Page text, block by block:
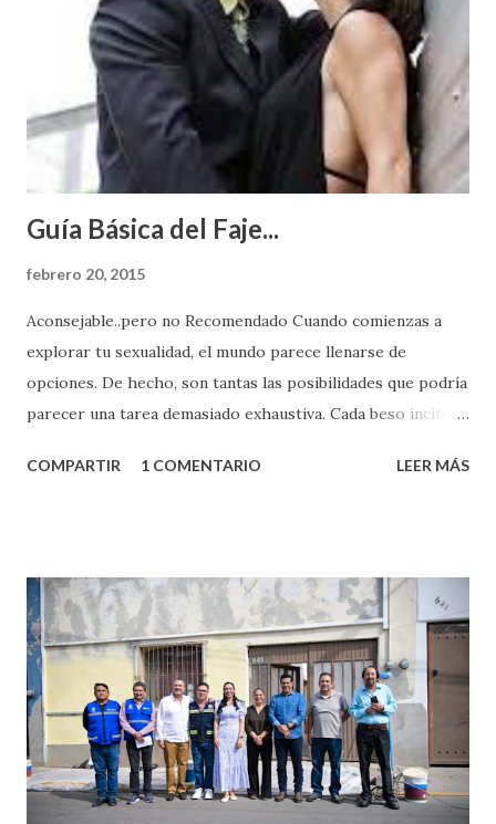
Guía Básica del Faje...
febrero 20, 2015
Aconsejable..pero no Recomendado Cuando comienzas a
explorar tu sexualidad, el mundo parece llenarse de
opciones. De hecho, son tantas las posibilidades que podría
parecer una tarea demasiado exhaustiva. Cada beso incita
partes de ti que jamás hubieras imaginado. El problema es
conoces ni la mitad de lo que deberías saber. Pero incluso
quienes ya han tenido relaciones sexuales no son expertos
o expertas en el tema. Siempre hay algo nuevo que
aprender y nuevas experiencias que conocer. Si eres una
chica y aún no has tenido relaciones sexuales, tal vez
pienses que el sexo será increíble y no puedas esperar para
experimentarlo, pero como cualquier persona con
experiencia te dirá, siempre es mejor cuando ambas partes
COMPARTIR 1 COMENTARIO LEER MÁS